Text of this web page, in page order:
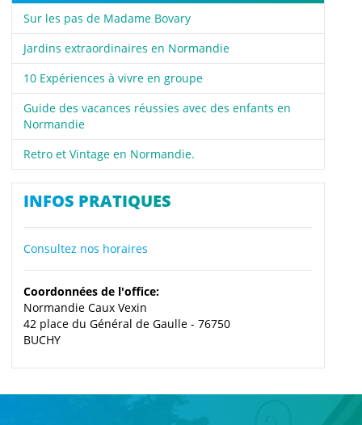
Sur les pas de Madame Bovary
Jardins extraordinaires en Normandie
10 Expériences à vivre en groupe
Guide des vacances réussies avec des enfants en
Normandie
Retro et Vintage en Normandie.
INFOS PRATIQUES
Consultez nos horaires
Coordonnées de l'office:
Normandie Caux Vexin
42 place du Général de Gaulle - 76750
BUCHY